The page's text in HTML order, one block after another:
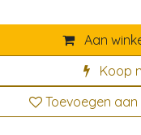
Aan
Koop
Toevoegen